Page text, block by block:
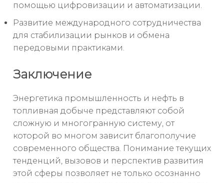
помощью цифровизации и автоматизации.
Развитие международного сотрудничества
для стабилизации рынков и обмена
передовыми практиками.
Заключение
Энергетика промышленность и нефть в
топливная добыче представляют собой
сложную и многогранную систему, от
которой во многом зависит благополучие
современного общества. Понимание текущих
тенденций, вызовов и перспектив развития
этой сферы позволяет не только осознанно